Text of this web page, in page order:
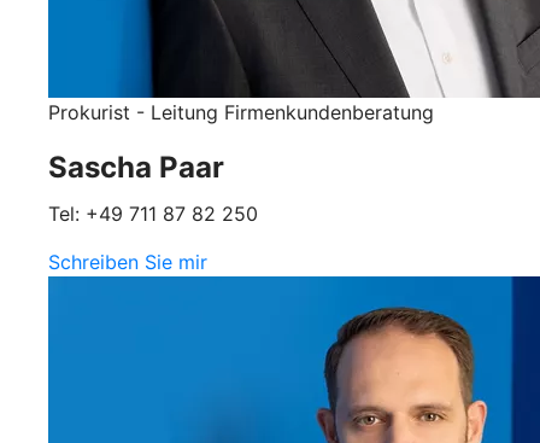
Prokurist - Leitung Firmenkundenberatung
Sascha Paar
Tel: +49 711 87 82 250
Schreiben Sie mir